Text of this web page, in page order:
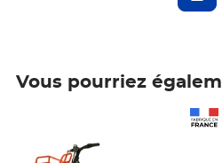
Vous pourriez